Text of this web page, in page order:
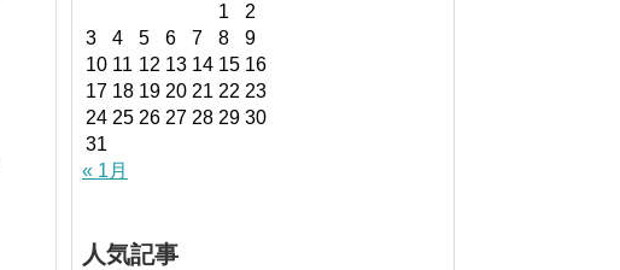
1
2
3
4 5 6 7 8
9
10 11 12 13 14 15 16
17 18 19 20 21 22 23
24 25 26 27 28 29 30
31
« 1月
人気記事